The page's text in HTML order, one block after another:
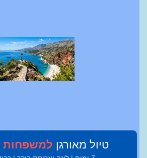
טיול מאורגן למשפחות